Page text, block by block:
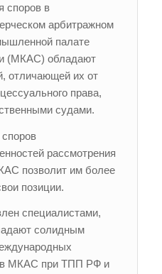
споров в
арбитражном
палате
(МКАС) обладают
отличающей их от
права,
судами.
рассмотрения
позволит им более
позиции.
специалистами,
солидным
в МКАС при ТПП РФ и